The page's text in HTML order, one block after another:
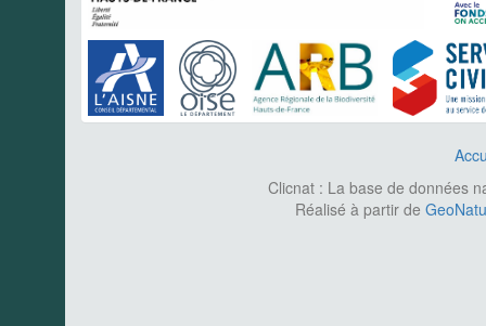
Clicnat : La base de données
Réalisé à partir de